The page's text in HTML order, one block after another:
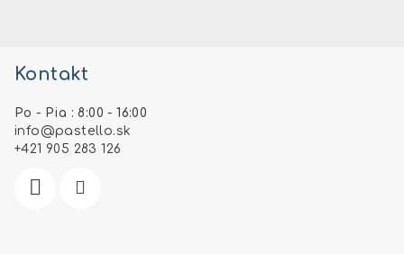
Kontakt
Po - Pia : 8:00 - 16:00
info @pastello.sk
+421 905 283 126